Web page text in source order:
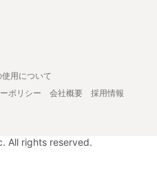
用について
ポリシー 会社概要
採用情報
All rights reserved.